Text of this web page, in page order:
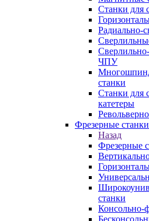
Станки для
Радиально-
ЧПУ
станки
Станки для
катетеры
Фрезерные
Назад
Фрезерные
станки
Консольно-